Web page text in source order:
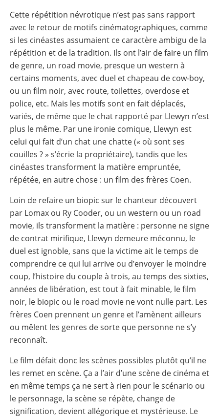
Cette répétition névrotique n’est pas sans rapport
avec le retour de motifs cinématographiques, comme
si les cinéastes assumaient ce caractère ambigu de la
répétition et de la tradition. Ils ont l’air de faire un film
de genre, un road movie, presque un western à
certains moments, avec duel et chapeau de cow-boy,
ou un film noir, avec route, toilettes, overdose et
police, etc. Mais les motifs sont en fait déplacés,
variés, de même que le chat rapporté par Llewyn n’est
plus le même. Par une ironie comique, Llewyn est
celui qui fait d’un chat une chatte (« où sont ses
couilles ? » s’écrie la propriétaire), tandis que les
cinéastes transforment la matière empruntée,
répétée, en autre chose : un film des frères Coen.
Loin de refaire un biopic sur le chanteur découvert
par Lomax ou Ry Cooder, ou un western ou un road
movie, ils transforment la matière : personne ne signe
de contrat mirifique, Llewyn demeure méconnu, le
duel est ignoble, sans que la victime ait le temps de
comprendre ce qui lui arrive ou d’envoyer le moindre
coup, l’histoire du couple à trois, au temps des sixties,
années de libération, est tout à fait minable, le film
noir, le biopic ou le road movie ne vont nulle part. Les
frères Coen prennent un genre et l’amènent ailleurs
ou mêlent les genres de sorte que personne ne s’y
reconnaît.
Le film défait donc les scènes possibles plutôt qu’il ne
les remet en scène. Ça a l’air d’une scène de cinéma et
en même temps ça ne sert à rien pour le scénario ou
le personnage, la scène se répète, change de
signification, devient allégorique et mystérieuse. Le